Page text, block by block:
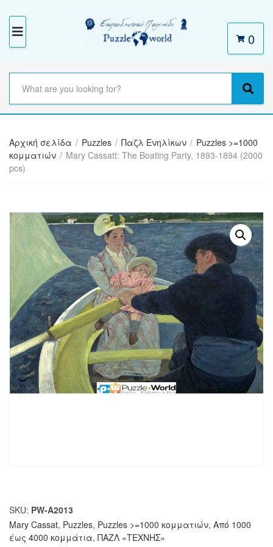
M
N
U
a
t
g
o
r
a
m
S
a
r
h
t
e
S
e
a
c
h
0
Αρχική σελίδα / Puzzles / Παζλ Ενηλίκων / Puzzles >=1000
κομματιών / Mary Cassatt: The Boating Party, 1893-1894 (2000
pcs)
SKU: PW-A2013
Mary Cassat, Puzzles, Puzzles >=1000 κομματιών, Από 1000
έως 4000 κομμάτια, ΠΑΖΛ «ΤΕΧΝΗΣ»